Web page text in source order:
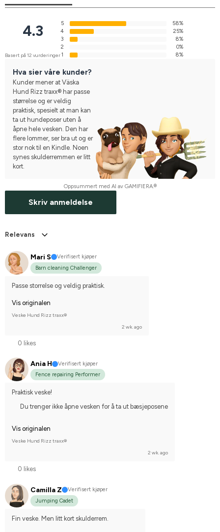
4.3
Basert på 12 vurderinger
5
58%
4
25%
3
8%
2
0%
1
8%
Hva sier våre kunder?
Kunder mener at Väska
Hund Rizz traxx® har passe
størrelse og er veldig
praktisk, spesielt at man kan
ta ut hundeposer uten å
åpne hele vesken. Den har
flere lommer, ser bra ut og er
stor nok til en Kindle. Noen
synes skulderremmen er litt
kort.
Oppsummert med AI av GAMIFIERA.®
Skriv anmeldelse
Relevans
Mari S
Verifisert kjøper
Barn cleaning Challenger
Passe storrelse og veldig praktisk.
Vis originalen
Veske Hund Rizz traxx®
2 wk. ago
0 likes
Ania H
Verifisert kjøper
Fence repairing Performer
Praktisk veske!
Du trenger ikke åpne vesken for å ta ut bæsjeposene
Vis originalen
Veske Hund Rizz traxx®
2 wk. ago
0 likes
Camilla Z
Verifisert kjøper
Jumping Cadet
Fin veske. Men litt kort skulderrem.